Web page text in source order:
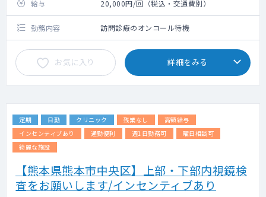
給与 20,000円/回（税込・交通費別）
勤務内容 訪問診療のオンコール待機
お気に入り 詳細をみる
定期 日勤 クリニック 残業なし
高額給与
インセンティブあり
通勤便利 週1日勤務可
曜日相談可
綺麗な施設
【熊本県熊本市中央区】上部・下部内視鏡検
査をお願いします/インセンティブあり